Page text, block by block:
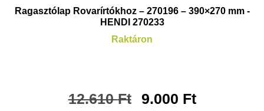
Ragasztólap Rovarírtókhoz – 270196 – 390×270 mm -
HENDI 270233
Raktáron
12.610Ft 9.000 Ft